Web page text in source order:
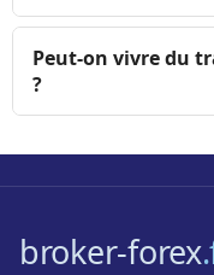
Peut-on vivre du
?
broker-forex